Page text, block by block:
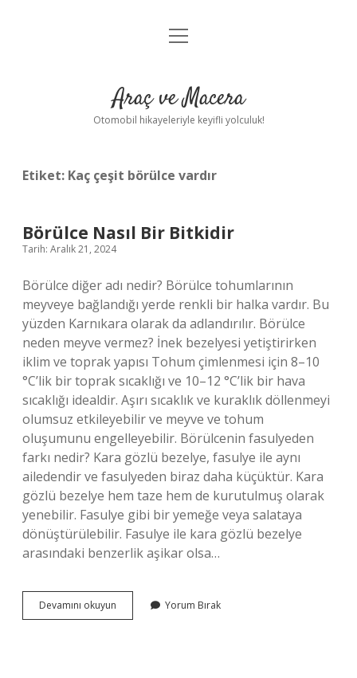
Anasayfa
Yasal Uyarı
menüyü
Araç ve Macera
Otomobil hikayeleriyle keyifli yolculuk!
Etiket: Kaç çeşit börülce vardır
Börülce Nasıl Bir Bitkidir
Tarih: Aralık 21, 2024
Börülce diğer adı nedir? Börülce tohumlarının
meyveye bağlandığı yerde renkli bir halka vardır. Bu
yüzden Karnıkara olarak da adlandırılır. Börülce
neden meyve vermez? İnek bezelyesi yetiştirirken
iklim ve toprak yapısı Tohum çimlenmesi için 8–10
°C’lik bir toprak sıcaklığı ve 10–12 °C’lik bir hava
sıcaklığı idealdir. Aşırı sıcaklık ve kuraklık döllenmeyi
olumsuz etkileyebilir ve meyve ve tohum
oluşumunu engelleyebilir. Börülcenin fasulyeden
farkı nedir? Kara gözlü bezelye, fasulye ile aynı
ailedendir ve fasulyeden biraz daha küçüktür. Kara
gözlü bezelye hem taze hem de kurutulmuş olarak
yenebilir. Fasulye gibi bir yemeğe veya salataya
dönüştürülebilir. Fasulye ile kara gözlü bezelye
arasındaki benzerlik aşikar olsa…
Devamını okuyun
Nasıl
Yorum Bırak